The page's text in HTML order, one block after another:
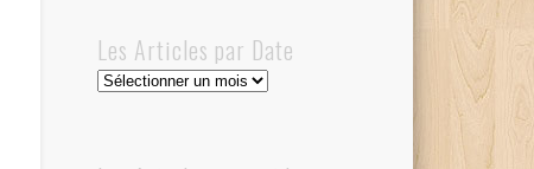
Les Articles par Date
Les